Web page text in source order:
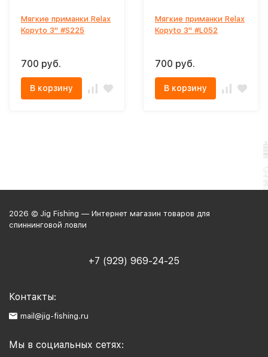
Мягкие приманки Relax
Kopyto 3" #S225
700 руб.
В корзину
Мягкие приманки Relax
Kopyto 3" #L052
700 руб.
В корзину
2026 © Jig Fishing — Интернет магазин товаров для
спиннинговой ловли
+7 (929) 969-24-25
Контакты:
mail@jig-fishing.ru
Мы в социальных сетях: